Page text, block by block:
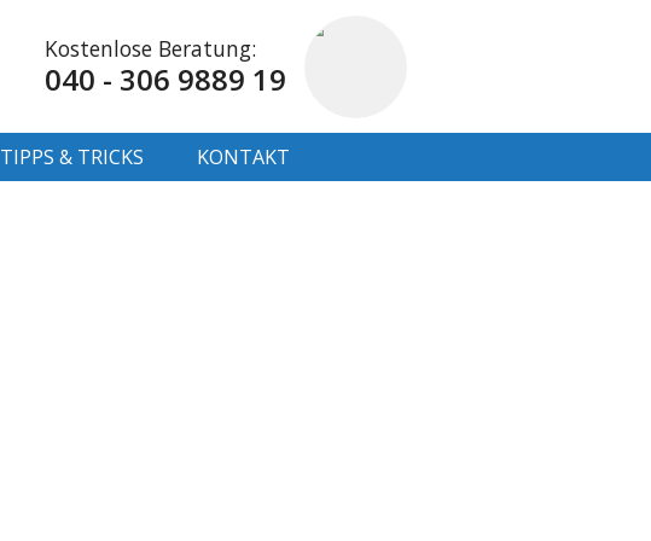
Kostenlose Beratung:
040 - 306 9889 19
TIPPS & TRICKS KONTAKT